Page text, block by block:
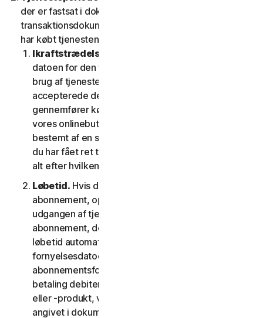
der er fastsat i dokumentationen eller i den gældende
transaktionsdokumentation fra den udbyder, som du
har købt tjenesten hos.
Ikraftstrædelsesdato.
datoen for den første installation af softwaren eller
brug af tjenesten; eller (b) datoen, hvor du
accepterede denne LSA; eller (c) den dato, hvor du
gennemfører købet, hvis du har købt tjenesten i
vores onlinebutik; eller (d) den dato, der er
bestemt af en sådan udbyder som gældende, hvis
du har fået ret til at bruge tjenesten fra en udbyder,
alt efter hvilken dato der kommer først.
Løbetid. Hvis du har et tidsbegrænset
abonnement, opsiges din tjeneste automatisk ved
udgangen af tjenestens løbetid. Hvis du har et
abonnement, der fornys automatisk, vil tjenestens
løbetid automatisk blive fornyet på
fornyelsesdatoen, medmindre du annullerer
abonnementsfornyelsen inden den dag, hvor din
betaling debiteres. Hvis du har en engangstjeneste
eller -produkt, vil tjenestens løbetid vare som
angivet i dokumentationen eller den gældende